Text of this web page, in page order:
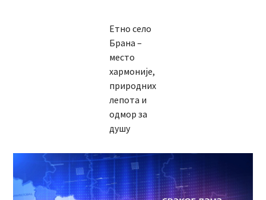
Етно село
Брана –
место
хармоније,
природних
лепота и
одмор за
душу